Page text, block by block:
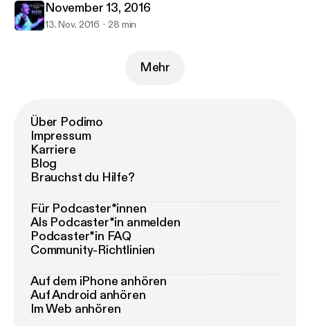
November 13, 2016
13. Nov. 2016 28 min
Mehr
Über Podimo
Impressum
Karriere
Blog
Brauchst du Hilfe?
Für Podcaster*innen
Als Podcaster*in anmelden
Podcaster*in FAQ
Community-Richtlinien
Auf dem iPhone anhören
Auf Android anhören
Im Web anhören